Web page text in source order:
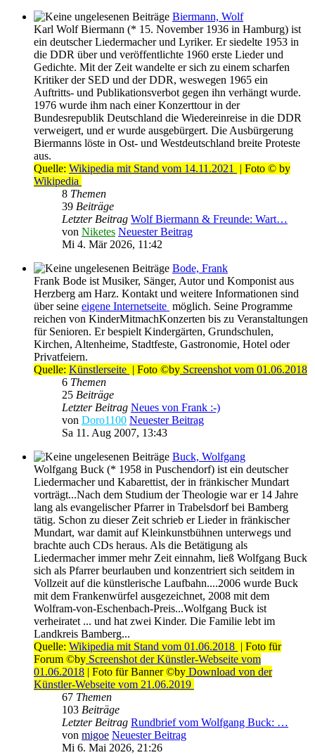
Biermann, Wolf
Karl Wolf Biermann (* 15. November 1936 in Hamburg) ist
ein deutscher Liedermacher und Lyriker. Er siedelte 1953 in
die DDR über und veröffentlichte 1960 erste Lieder und
Gedichte. Mit der Zeit wandelte er sich zu einem scharfen
Kritiker der SED und der DDR, weswegen 1965 ein
Auftritts- und Publikationsverbot gegen ihn verhängt wurde.
1976 wurde ihm nach einer Konzerttour in der
Bundesrepublik Deutschland die Wiedereinreise in die DDR
verweigert, und er wurde ausgebürgert. Die Ausbürgerung
Biermanns löste in Ost- und Westdeutschland breite Proteste
aus.
Quelle: Wikipedia mit Stand vom 14.11.2021
| Foto © by
Wikipedia
8 Themen
39 Beiträge
Letzter Beitrag Wolf Biermann & Freunde: Wart…
von Niketes Neuester Beitrag
Mi 4. Mär 2026, 11:42
Bode, Frank
Frank Bode ist Musiker, Sänger, Autor und Komponist aus
Herzberg am Harz. Kontakt und weitere Informationen sind
über seine eigene Internetseite möglich. Seine Programme
reichen von KinderMitmachKonzerten bis zu Veranstaltungen
für Senioren. Er bespielt Kindergärten, Grundschulen,
Kirchen, Altenheime, Stadtfeste, Gastronomie, Hotel oder
Privatfeiern.
Quelle: Künstlerseite | Foto ©by Screenshot vom 01.06.2018
6 Themen
25 Beiträge
Letzter Beitrag Neues von Frank :-)
von Doro1100 Neuester Beitrag
Sa 11. Aug 2007, 13:43
Buck, Wolfgang
Wolfgang Buck (* 1958 in Puschendorf) ist ein deutscher
Liedermacher und Kabarettist, der in fränkischer Mundart
vorträgt...Nach dem Studium der Theologie war er 14 Jahre
lang als evangelischer Pfarrer in Trabelsdorf bei Bamberg
tätig. Schon zu dieser Zeit schrieb er Lieder in fränkischer
Mundart, war damit auf Kleinkunstbühnen unterwegs und
brachte auch CDs heraus. Als die Betätigung als
Liedermacher immer mehr Zeit einnahm, ließ Wolfgang Buck
sich als Pfarrer beurlauben und konzentriert sich seitdem in
Vollzeit auf die künstlerische Laufbahn....2006 wurde Buck
mit dem Frankenwürfel ausgezeichnet, 2008 mit dem
Wolfram-von-Eschenbach-Preis...Wolfgang Buck ist
verheiratet ... und hat zwei Kinder. Die Familie lebt im
Landkreis Bamberg...
Quelle: Wikipedia mit Stand vom 01.06.2018 | Foto für
Forum ©by Screenshot der Künstler-Webseite vom
01.06.2018 | Foto für Banner ©by Download von der
Künstler-Webseite vom 21.06.2019
67 Themen
103 Beiträge
Letzter Beitrag Rundbrief vom Wolfgang Buck: …
von migoe Neuester Beitrag
Mi 6. Mai 2026, 21:26